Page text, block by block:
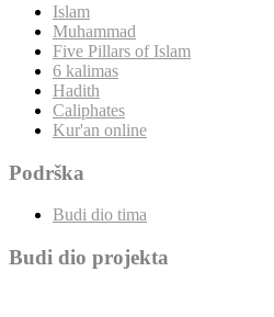
Islam
Muhammad
Five Pillars of Islam
6 kalimas
Hadith
Caliphates
Kur'an online
Podrška
Budi dio tima
Budi dio projekta